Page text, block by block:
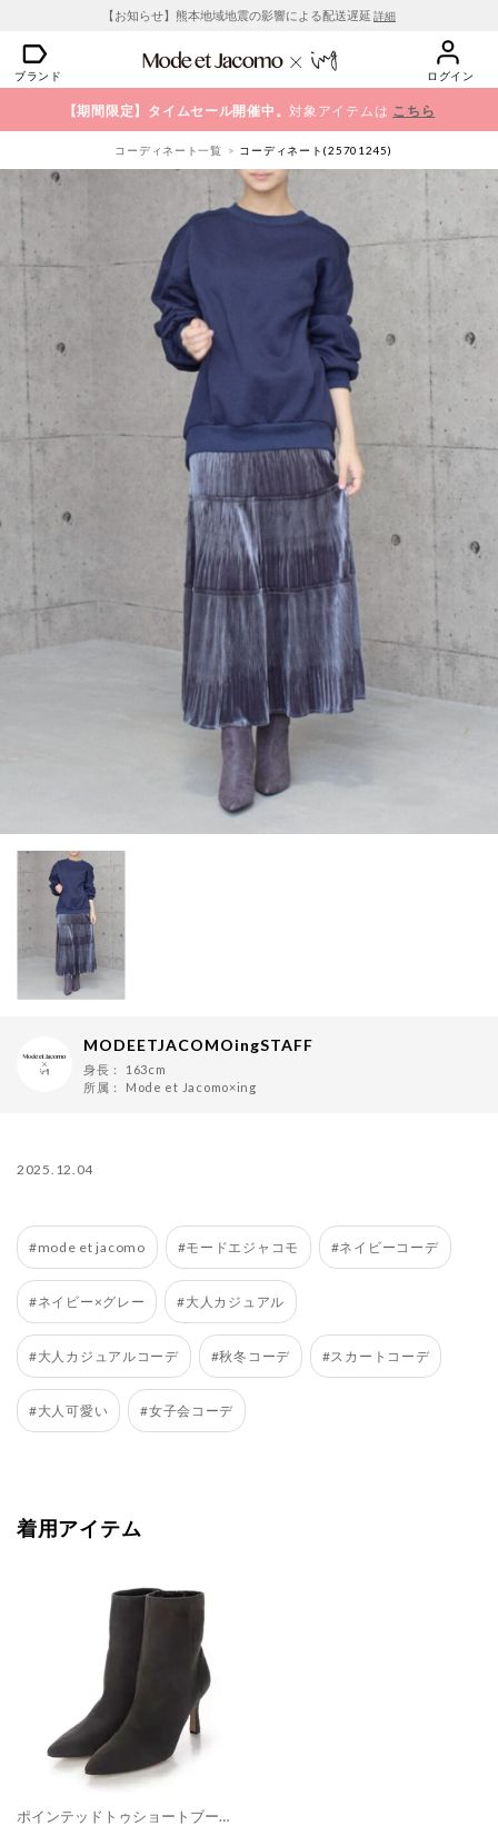
【お知らせ】熊本地域地震の影響による配送遅延 詳細
ブランド ログイン
【期間限定】タイムセール開催中。対象アイテムは こちら
コーディネート一覧 コーディネート(25701245)
MODEETJACOMOingSTAFF
身長：
163cm
所属： Mode et Jacomo×ing
2025.12.04
#mode et jacomo #モードエジャコモ #ネイビーコーデ
#ネイビー×グレー #大人カジュアル
#大人カジュアルコーデ #秋冬コーデ #スカートコーデ
#大人可愛い #女子会コーデ
着用アイテム
ポインテッドトゥショートブーツ （グレースエード）